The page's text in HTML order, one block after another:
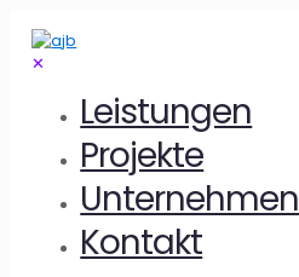
✕
Leistungen
Projekte
Unternehmen
Kontakt